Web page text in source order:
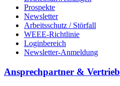
Prospekte
Newsletter
Arbeitsschutz / Störfall
WEEE-Richtlinie
Loginbereich
Newsletter-Anmeldung
Ansprechpartner & Vertrieb